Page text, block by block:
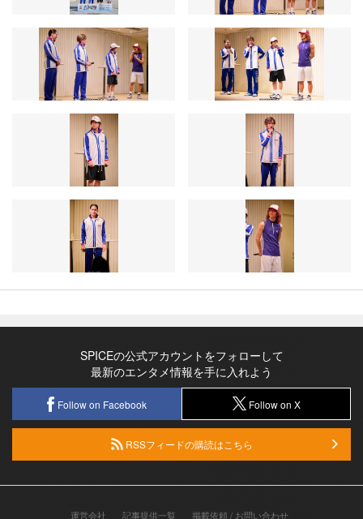
SPICEの公式アカウントをフォローして
最新のエンタメ情報を手に入れよう
Follow on Facebook Follow on X
RSSフィードの購読はこちら
運営会社 記事提供一覧 掲載依頼 / お問い合わせ